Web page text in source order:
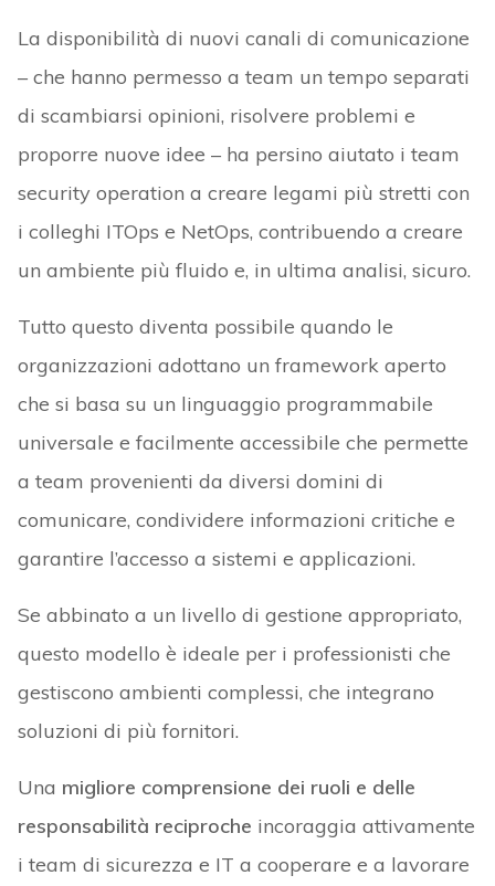
La disponibilità di nuovi canali di comunicazione
– che hanno permesso a team un tempo separati
di scambiarsi opinioni, risolvere problemi e
proporre nuove idee – ha persino aiutato i team
security operation a creare legami più stretti con
i colleghi ITOps e NetOps, contribuendo a creare
un ambiente più fluido e, in ultima analisi, sicuro.
Tutto questo diventa possibile quando le
organizzazioni adottano un framework aperto
che si basa su un linguaggio programmabile
universale e facilmente accessibile che permette
a team provenienti da diversi domini di
comunicare, condividere informazioni critiche e
garantire l’accesso a sistemi e applicazioni.
Se abbinato a un livello di gestione appropriato,
questo modello è ideale per i professionisti che
gestiscono ambienti complessi, che integrano
soluzioni di più fornitori.
Una migliore comprensione dei ruoli e delle
responsabilità reciproche incoraggia attivamente
i team di sicurezza e IT a cooperare e a lavorare